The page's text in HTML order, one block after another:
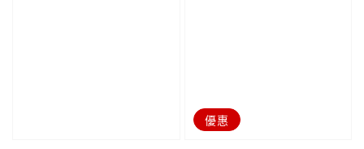
優惠